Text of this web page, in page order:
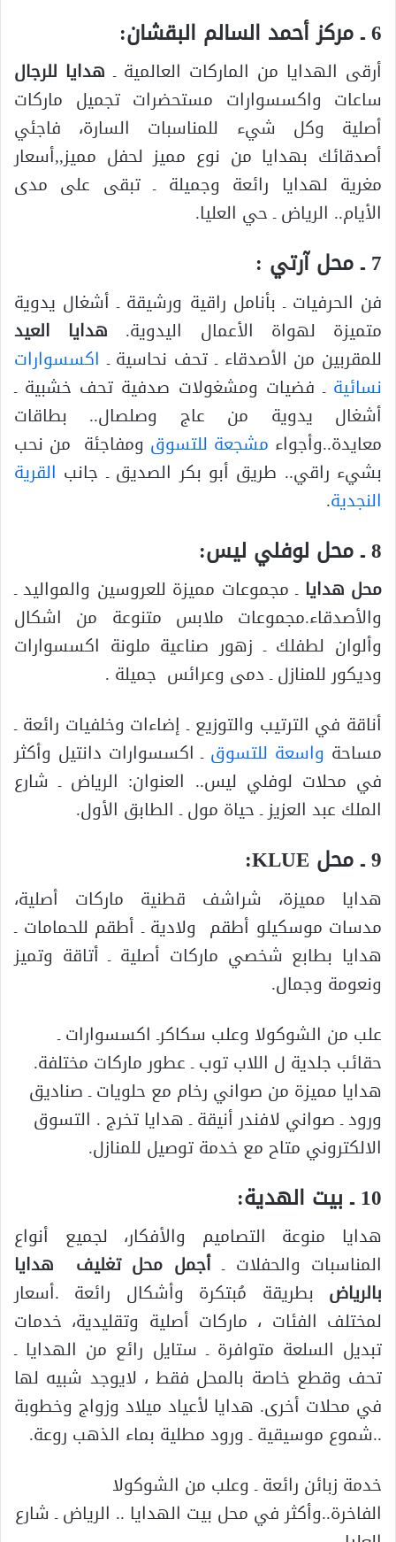
6 ـ مركز أحمد السالم البقشان:
أرقى الهدايا من الماركات العالمية ـ هدايا للرجال
ساعات واكسسوارات مستحضرات تجميل ماركات
أصلية وكل شيء للمناسبات السارة، فاجئي
أصدقائك بهدايا من نوع مميز لحفل مميز,,أسعار
مغرية لهدايا رائعة وجميلة ـ تبقى على مدى
الأيام.. الرياض ـ حي العليا.
7 ـ محل آرتي :
فن الحرفيات ـ بأنامل راقية ورشيقة ـ أشغال يدوية
متميزة لهواة الأعمال اليدوية. هدايا العيد
للمقربين من الأصدقاء ـ تحف نحاسية ـ اكسسوارات
نسائية ـ فضيات ومشغولات صدفية تحف خشبية ـ
أشغال يدوية من عاج وصلصال.. بطاقات
معايدة..وأجواء مشجعة للتسوق ومفاجئة من نحب
بشيء راقي.. طريق أبو بكر الصديق ـ جانب القرية
النجدية.
8 ـ محل لوفلي ليس:
محل هدايا ـ مجموعات مميزة للعروسين والمواليد ـ
والأصدقاء.مجموعات ملابس متنوعة من اشكال
وألوان لطفلك ـ زهور صناعية ملونة اكسسوارات
وديكور للمنازل ـ دمى وعرائس جميلة .
أناقة في الترتيب والتوزيع ـ إضاءات وخلفيات رائعة ـ
مساحة واسعة للتسوق ـ اكسسوارات دانتيل وأكثر
في محلات لوفلي ليس.. العنوان: الرياض ـ شارع
الملك عبد العزيز ـ حياة مول ـ الطابق الأول.
9 ـ محل KLUE:
هدايا مميزة، شراشف قطنية ماركات أصلية،
مدسات موسكيلو أطقم ولادية ـ أطقم للحمامات ـ
هدايا بطابع شخصي ماركات أصلية ـ أتاقة وتميز
ونعومة وجمال.
علب من الشوكولا وعلب سكاكرـ اكسسوارات ـ
حقائب جلدية ل اللاب توب ـ عطور ماركات مختلفة.
هدايا مميزة من صواني رخام مع حلويات ـ صناديق
ورود ـ صواني لافندر أنيقة ـ هدايا تخرج . التسوق
الالكتروني متاح مع خدمة توصيل للمنازل.
10 ـ بيت الهدية:
هدايا منوعة التصاميم والأفكار، لجميع أنواع
المناسبات والحفلات ـأجمل محل تغليف هدايا
بالرياض بطريقة مُبتكرة وأشكال رائعة .أسعار
لمختلف الفئات ، ماركات أصلية وتقليدية، خدمات
تبديل السلعة متوافرة ـ ستايل رائع من الهدايا ـ
تحف وقطع خاصة بالمحل فقط ، لايوجد شبيه لها
في محلات أخرى. هدايا لأعياد ميلاد وزواج وخطوبة
..شموع موسيقية ـ ورود مطلية بماء الذهب روعة.
خدمة زبائن رائعة ـ وعلب من الشوكولا
الفاخرة..وأكثر في محل بيت الهدايا .. الرياض ـ شارع